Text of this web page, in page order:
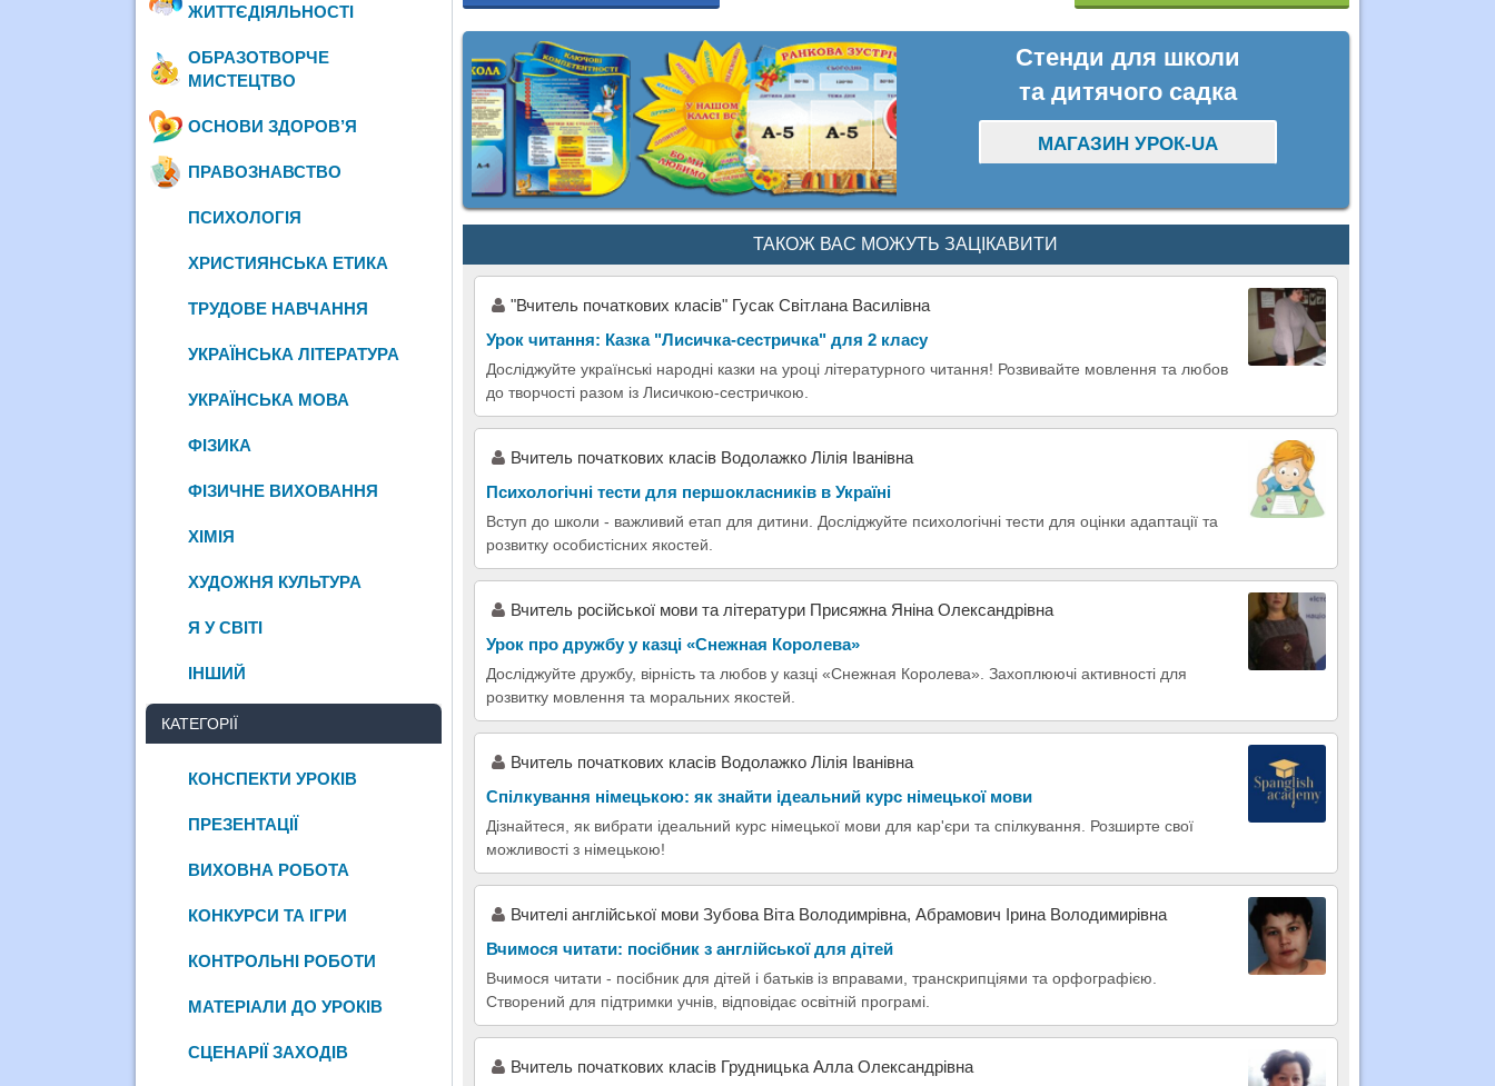
Стенди для школи
та дитячого садка
МАГАЗИН УРОК-UA
ТАКОЖ ВАС МОЖУТЬ ЗАЦІКАВИТИ
"Вчитель початкових класів" Гусак Світлана Василівна
Урок читання: Казка "Лисичка-сестричка" для 2 класу
Досліджуйте українські народні казки на уроці літературного читання! Розвивайте мовлення та любов
до творчості разом із Лисичкою-сестричкою.
Вчитель початкових класів Водолажко Лілія Іванівна
Психологічні тести для першокласників в Україні
Вступ до школи - важливий етап для дитини. Досліджуйте психологічні тести для оцінки адаптації та
розвитку особистісних якостей.
Вчитель російської мови та літератури Присяжна Яніна Олександрівна
Урок про дружбу у казці «Снежная Королева»
Досліджуйте дружбу, вірність та любов у казці «Снежная Королева». Захоплюючі активності для
розвитку мовлення та моральних якостей.
Вчитель початкових класів Водолажко Лілія Іванівна
Спілкування німецькою: як знайти ідеальний курс німецької мови
Дізнайтеся, як вибрати ідеальний курс німецької мови для кар'єри та спілкування. Розширте свої
можливості з німецькою!
Вчителі англійської мови Зубова Віта Володимрівна, Абрамович Ірина Володимирівна
Вчимося читати: посібник з англійської для дітей
Вчимося читати - посібник для дітей і батьків із вправами, транскрипціями та орфографією.
Створений для підтримки учнів, відповідає освітній програмі.
Вчитель початкових класів Грудницька Алла Олександрівна
ЖИТТЄДІЯЛЬНОСТІ
ОБРАЗОТВОРЧЕ
МИСТЕЦТВО
ОСНОВИ ЗДОРОВ’Я
ПРАВОЗНАВСТВО
ПСИХОЛОГІЯ
ХРИСТИЯНСЬКА ЕТИКА
ТРУДОВЕ НАВЧАННЯ
УКРАЇНСЬКА ЛІТЕРАТУРА
УКРАЇНСЬКА МОВА
ФІЗИКА
ФІЗИЧНЕ ВИХОВАННЯ
ХІМІЯ
ХУДОЖНЯ КУЛЬТУРА
Я У СВІТІ
ІНШИЙ
КАТЕГОРІЇ
КОНСПЕКТИ УРОКІВ
ПРЕЗЕНТАЦІЇ
ВИХОВНА РОБОТА
КОНКУРСИ ТА ІГРИ
КОНТРОЛЬНІ РОБОТИ
МАТЕРІАЛИ ДО УРОКІВ
СЦЕНАРІЇ ЗАХОДІВ